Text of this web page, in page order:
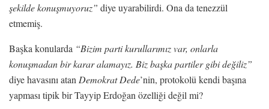
şekilde konuşmuyoruz” diye uyarabilirdi. Ona da tenezzül
etmemiş.
Başka konularda “Bizim parti kurullarımız var, onlarla
konuşmadan bir karar alamayız. Biz başka partiler gibi değiliz”
diye havasını atan Demokrat Dede’nin, protokolü kendi başına
yapması tipik bir Tayyip Erdoğan özelliği değil mi?